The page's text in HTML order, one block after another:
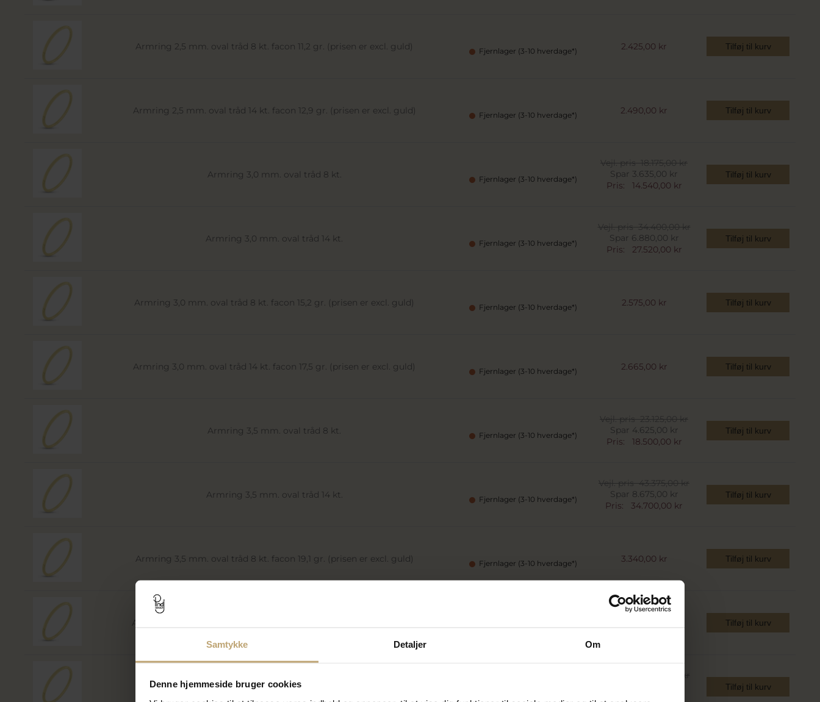
Samtykke Detaljer Om
Denne hjemmeside bruger cookies
Armring 2,5 mm. oval tråd 8 kt. facon 11,2 gr. (prisen er excl. guld) Fjernlager (3-10 hverdage*) 2.425,00 kr Tilføj til kurv
Armring 2,5 mm. oval tråd 14 kt. facon 12,9 gr. (prisen er excl. guld) Fjernlager (3-10 hverdage*) 2.490,00 kr Tilføj til kurv
Armring 3,0 mm. oval tråd 8 kt. Fjernlager (3-10 hverdage*)
Vejl. pris18.175,00 kr
Spar 3.635,00 kr
Pris:
14.540,00 kr
Tilføj til kurv
Armring 3,0 mm. oval tråd 14 kt. Fjernlager (3-10 hverdage*)
Vejl. pris34.400,00 kr
Spar 6.880,00 kr
Pris:
27.520,00 kr
Tilføj til kurv
Armring 3,0 mm. oval tråd 8 kt. facon 15,2 gr. (prisen er excl. guld) Fjernlager (3-10 hverdage*) 2.575,00 kr Tilføj til kurv
Armring 3,0 mm. oval tråd 14 kt. facon 17,5 gr. (prisen er excl. guld) Fjernlager (3-10 hverdage*) 2.665,00 kr Tilføj til kurv
Armring 3,5 mm. oval tråd 8 kt. Fjernlager (3-10 hverdage*)
Vejl. pris23.125,00 kr
Spar 4.625,00 kr
Pris:
18.500,00 kr
Tilføj til kurv
Armring 3,5 mm. oval tråd 14 kt. Fjernlager (3-10 hverdage*)
Vejl. pris43.375,00 kr
Spar 8.675,00 kr
Pris:
34.700,00 kr
Tilføj til kurv
Armring 3,5 mm. oval tråd 8 kt. facon 19,1 gr. (prisen er excl. guld) Fjernlager (3-10 hverdage*) 3.340,00 kr Tilføj til kurv
Armring 3,5 mm. oval tråd 14 kt. facon 22,0 gr. (prisen er excl. guld) Tilføj til kurv
Armring 4,0 mm. oval tråd 8 kt.
Pris:
Tilføj til kurv